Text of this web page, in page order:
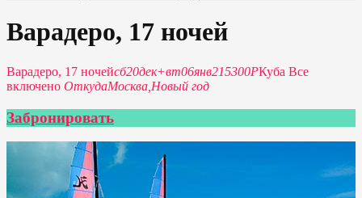
Варадеро, 17 ночей
Варадеро, 17 ночейсб20дек+вт06янв215300PКуба Все
включено ОткудаМосква, Новый год
Забронировать